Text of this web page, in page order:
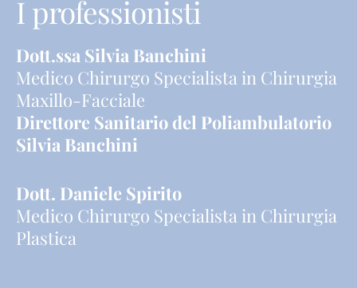
I professionisti
Dott.ssa Silvia Banchini
Medico Chirurgo Specialista in Chirurgia
Maxillo-Facciale
Direttore Sanitario del Poliambulatorio
Silvia Banchini
Dott. Daniele Spirito
Medico Chirurgo Specialista in Chirurgia
Plastica